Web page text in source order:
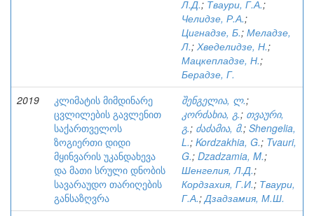
Л.Д.; Тваури, Г.А.;
Челидзе, Р.А.;
Цигнадзе, Б.; Меладзе,
Л.; Хведелидзе, Н.;
Мацкепладзе, Н.;
Берадзе, Г.
2019
კლიმატის მიმდინარე
ცვლილების გავლენით
საქართველოს
ზოგიერთი დიდი
მყინვარის უკანდახევა
და მათი სრული დნობის
სავარაუდო თარიღების
განსაზღვრა
შენგელია, ლ.;
კორძახია, გ.; თვაური,
გ.; ძაძამია, მ.; Shengelia,
L.; Kordzakhia, G.; Tvauri,
G.; Dzadzamia, M.;
Шенгелия, Л.Д.;
Кордзахия, Г.И.; Тваури,
Г.А.;Дзадзамия, М.Ш.